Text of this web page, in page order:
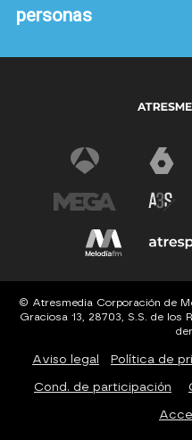
personas
© Atresmedia Corporación de
Graciosa 13, 28703, S.S. de los
Aviso legal Política de
Cond. de participación